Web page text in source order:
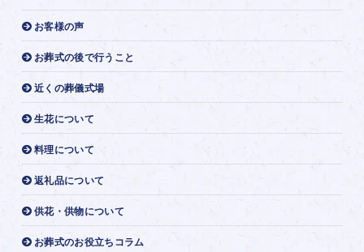
お客様の声
お葬式の後で行うこと
近くの葬儀式場
生花について
料理について
返礼品について
供花・供物について
お葬式のお役立ちコラム